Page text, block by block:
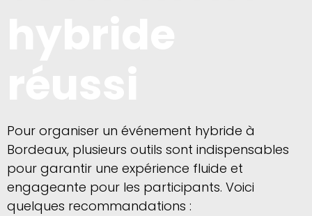
Pour organiser un événement hybride à
Bordeaux, plusieurs outils sont indispensables
pour garantir une expérience fluide et
engageante pour les participants. Voici
quelques recommandations :